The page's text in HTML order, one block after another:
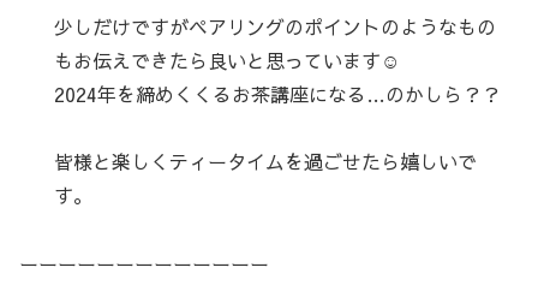
少しだけですがペアリングのポイントのようなもの
もお伝えできたら良いと思っています☺
2024年を締めくくるお茶講座になる…のかしら？？
皆様と楽しくティータイムを過ごせたら嬉しいで
す。
ーーーーーーーーーーーーー